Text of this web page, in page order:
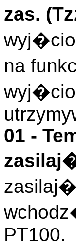
zas. (
na
01 -
PT100.